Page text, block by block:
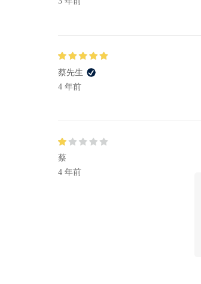
蔡先生
4 年前
蔡
4 年前